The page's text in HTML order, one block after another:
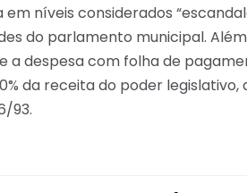
em níveis considerados
do parlamento municipal.
a despesa com folha de
da receita do poder
93.